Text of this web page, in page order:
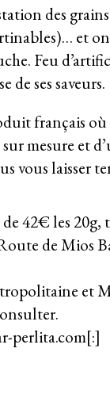
des
et
Feu
de ses saveurs.
français
mesure et
vous laisser
42€ les
de Mios
et
perlita.com[:]